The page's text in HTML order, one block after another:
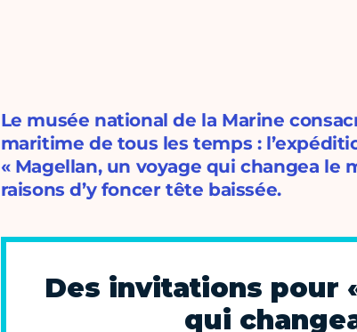
Le musée national de la Marine
maritime de tous les temps :
« Magellan, un voyage qui changea le
raisons d’y foncer tête baissée.